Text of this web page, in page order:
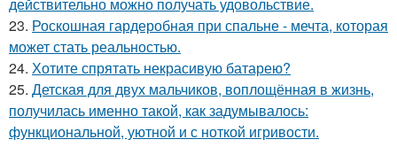
действительно можно получать удовольствие.
23. Роскошная гардеробная при спальне - мечта, которая
может стать реальностью.
24. Хотите спрятать некрасивую батарею?
25. Детская для двух мальчиков, воплощённая в жизнь,
получилась именно такой, как задумывалось:
функциональной, уютной и с ноткой игривости.